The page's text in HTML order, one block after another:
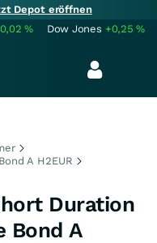
Depot eröffnen
% Dow Jones +0,25%
A H2EUR
Duration
Bond A